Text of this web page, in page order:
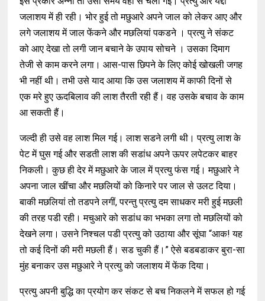
जलाशय में ही रही। भोर हुई तो मछुआरे अपने जाल को लेकर आए और
लगे जलाशय में जाल फेंकने और मछलियां पकडने । प्रत्यु ने संकट
को आए देखा तो लगी जान बचाने के उपाय सोचने । उसका दिमाग
तेजी से काम करने लगा। आस-पास छिपने के लिए कोई खोखली जगह
भी नहीं थी। तभी उसे याद आया कि उस जलाशय में काफी दिनों से
एक मरे हुए ऊदबिलाव की लाश तैरती रही हैं। वह उसके बचाव के काम
आ सकती हैं।
जल्दी ही उसे वह लाश मिल गई। लाश सडने लगी थी। प्रत्यु लाश के
पेट में घुस गई और सडती लाश की सडांध अपने ऊपर लपेटकर बाहर
निकली। कुछ ही देर में मछुआरे के जाल में प्रत्यु फंस गई। मछुआरे ने
अपना जाल खींचा और मछलियों को किनारे पर जाल से उलट दिया।
बाकी मछलियां तो तडपने लगीं, परन्तु प्रत्यु दम साधकर मरी हुई मछली
की तरह पडी रही। मचुआरे को सडांध का भभका लगा तो मछलियों को
देखने लगा। उसने निश्चल पडी प्रत्यु को उठाया और सूंघा “आक! यह
तो कई दिनों की मरी मछली हैं। सड चुकी हैं।” ऐसे बडबडाकर बुरा-सा
मुंह बनाकर उस मछुआरे ने प्रत्यु को जलाशय में फेंक दिया।
प्रत्यु अपनी बुद्धि का प्रयोग कर संकट से बच निकलने में सफल हो गई